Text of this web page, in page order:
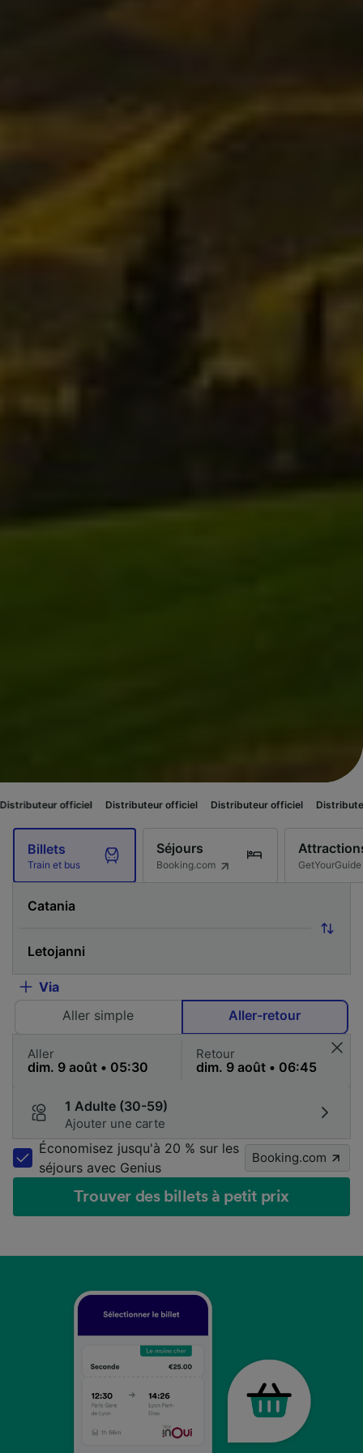
Distributeur officiel Distributeur officiel Distributeur officiel
Billets
Train et bus
Séjours
Booking.com GetYourGuide
Via
Aller simple
Aller-retour
Aller Retour
1 Adulte (30-59)
Ajouter une carte
Économisez jusqu'à 20 % sur les
séjours avec Genius
Booking.com
Trouver des billets à petit prix